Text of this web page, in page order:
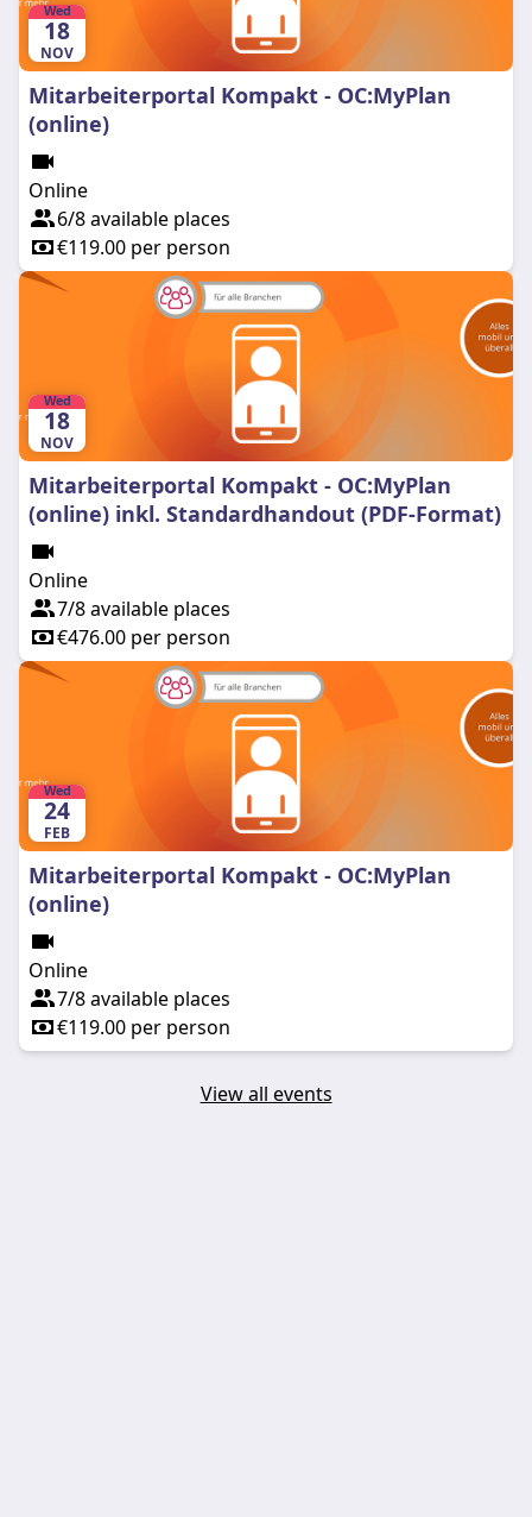
Wed
18
NOV
Mitarbeiterportal Kompakt - OC:MyPlan
(online)
Online
6/8 available places
€119.00 per person
Wed
18
NOV
Mitarbeiterportal Kompakt - OC:MyPlan
(online) inkl. Standardhandout (PDF-Format)
Online
7/8 available places
€476.00 per person
Wed
24
FEB
Mitarbeiterportal Kompakt - OC:MyPlan
(online)
Online
7/8 available places
€119.00 per person
View all events